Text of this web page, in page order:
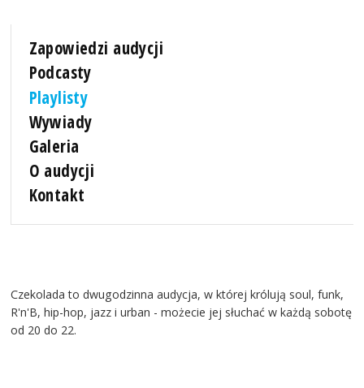
Zapowiedzi audycji
Podcasty
Playlisty
Wywiady
Galeria
O audycji
Kontakt
Czekolada to dwugodzinna audycja, w której królują soul, funk,
R'n'B, hip-hop, jazz i urban - możecie jej słuchać w każdą sobotę
od 20 do 22.